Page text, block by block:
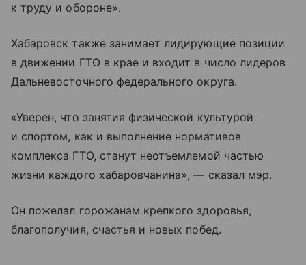
к труду и обороне».
Хабаровск также занимает лидирующие позиции
в движении ГТО в крае и входит в число лидеров
Дальневосточного федерального округа.
«Уверен, что занятия физической культурой
и спортом, как и выполнение нормативов
комплекса ГТО, станут неотъемлемой частью
жизни каждого хабаровчанина», — сказал мэр.
Он пожелал горожанам крепкого здоровья,
благополучия, счастья и новых побед.